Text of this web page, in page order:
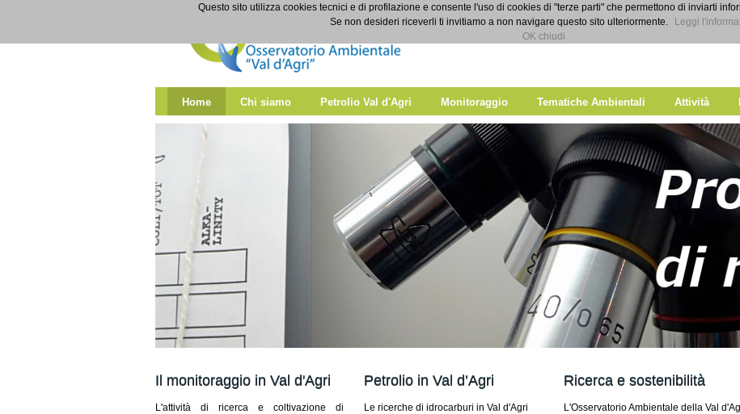
Home
Home Chi siamo Petrolio Val d'Agri Monitoraggio Tematiche Ambientali Attività
Il monitoraggio in Val d'Agri
L'attività di ricerca e coltivazione di
Petrolio in Val d’Agri
Le ricerche di idrocarburi in Val d'Agri
Ricerca e sostenibilità
L'Osservatorio Ambientale della Val
Questo sito utilizza cookies tecnici e di profilazione e consente l'uso di cookies di "terze parti" che permettono di inviarti
Se non desideri riceverli ti invitiamo a non navigare questo sito ulteriormente.
Leggi
OK chiudi